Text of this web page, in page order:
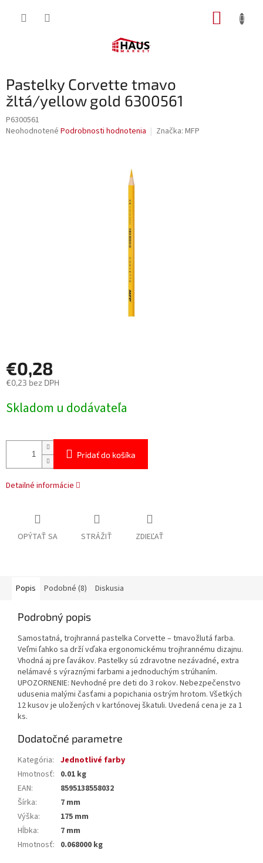
Pastelky Corvette tmavo
žltá/yellow gold 6300561
P6300561
Priemerné
Neohodnotené Podrobnosti hodnotenia Značka: MFP
€0,28
€0,23 bez DPH
cena:
Skladom u dodávateľa
Pridať do košíka
Detailné informácie
OPÝTAŤ SA STRÁŽIŤ ZDIEĽAŤ
Popis Podobné (8) Diskusia
Podrobný popis
Samostatná, trojhranná pastelka Corvette – tmavožlutá farba.
Veľmi ľahko sa drží vďaka ergonomickému trojhrannému dizajnu.
Vhodná aj pre ľavákov. Pastelky sú zdravotne nezávadné, extra
nelámavé s výraznými farbami a jednoduchým strúhaním.
UPOZORNENIE: Nevhodné pre deti do 3 rokov. Nebezpečenstvo
udusenia malými časťami a popichania ostrým hrotom. Všetkých
12 kusov je uložených v kartónovej škatuli. Uvedená cena je za 1
ks.
Dodatočné parametre
Kategória: Jednotlivé farby
Hmotnosť: 0.01 kg
EAN:
8595138558032
Šírka:
7 mm
Výška:
175 mm
Hĺbka:
7 mm
Hmotnosť: 0.068000 kg